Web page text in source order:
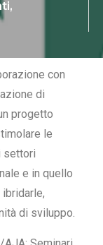
,
con
di
progetto
le
settori
e in quello
di sviluppo.